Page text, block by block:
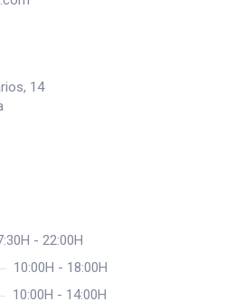
14
- 22:00H
10:00H - 18:00H
10:00H - 14:00H